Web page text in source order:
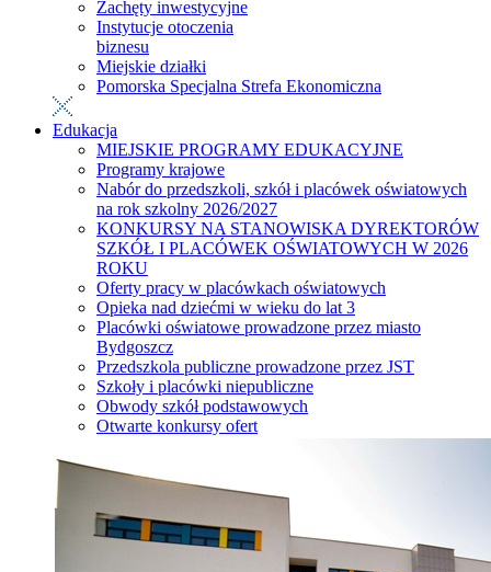
Zachęty inwestycyjne
Instytucje otoczenia
biznesu
Miejskie działki
Pomorska Specjalna Strefa Ekonomiczna
Edukacja
MIEJSKIE PROGRAMY EDUKACYJNE
Programy krajowe
Nabór do przedszkoli, szkół i placówek oświatowych
na rok szkolny 2026/2027
KONKURSY NA STANOWISKA DYREKTORÓW
SZKÓŁ I PLACÓWEK OŚWIATOWYCH W 2026
ROKU
Oferty pracy w placówkach oświatowych
Opieka nad dziećmi w wieku do lat 3
Placówki oświatowe prowadzone przez miasto
Bydgoszcz
Przedszkola publiczne prowadzone przez JST
Szkoły i placówki niepubliczne
Obwody szkół podstawowych
Otwarte konkursy ofert